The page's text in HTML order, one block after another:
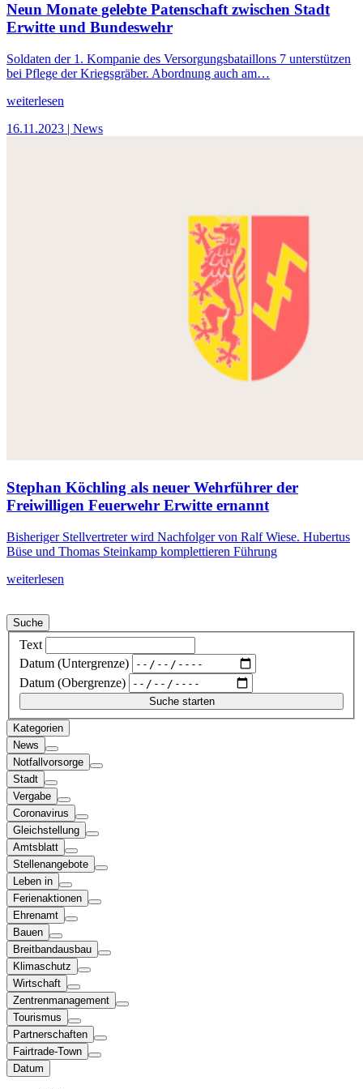
Neun Monate gelebte Patenschaft zwischen Stadt
Erwitte und Bundeswehr
Soldaten der 1. Kompanie des Versorgungsbataillons 7 unterstützen
bei Pflege der Kriegsgräber. Abordnung auch am…
weiterlesen
16.11.2023 | News
Stephan Köchling als neuer Wehrführer der
Freiwilligen Feuerwehr Erwitte ernannt
Bisheriger Stellvertreter wird Nachfolger von Ralf Wiese. Hubertus
Büse und Thomas Steinkamp komplettieren Führung
weiterlesen
Suche
Text
Datum (Untergrenze)
Datum (Obergrenze)
Kategorien
News
Notfallvorsorge
Stadt
Vergabe
Coronavirus
Gleichstellung
Amtsblatt
Stellenangebote
Leben in
Ferienaktionen
Ehrenamt
Bauen
Breitbandausbau
Klimaschutz
Wirtschaft
Zentrenmanagement
Tourismus
Partnerschaften
Fairtrade-Town
Datum